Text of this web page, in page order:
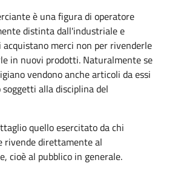
è una figura di operatore
distinta dall'industriale e
merci non per rivenderle
in nuovi prodotti. Naturalmente se
vendono anche articoli da essi
alla disciplina del
quello esercitato da chi
rivende direttamente al
cioè al pubblico in generale.